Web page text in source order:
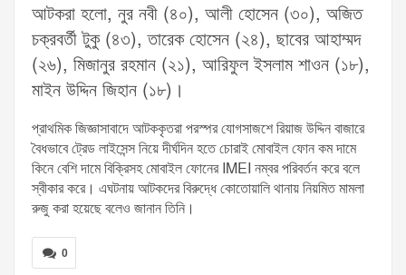
আটকরা হলো, নুর নবী (৪০), আলী হোসেন (৩০), অজিত
চক্রবর্তী টুকু (৪৩), তারেক হোসেন (২৪), ছাবের আহাম্মদ
(২৬), মিজানুর রহমান (২১), আরিফুল ইসলাম শাওন (১৮),
মাইন উদ্দিন জিহান (১৮)।
প্রাথমিক জিজ্ঞাসাবাদে আটককৃতরা পরস্পর যোগসাজশে রিয়াজ উদ্দিন বাজারে
বৈধভাবে ট্রেড লাইসেন্স নিয়ে দীর্ঘদিন হতে চোরাই মোবাইল ফোন কম দামে
কিনে বেশি দামে বিক্রিসহ মোবাইল ফোনের IMEI নম্বর পরিবর্তন করে বলে
স্বীকার করে। এঘটনায় আটকদের বিরুদ্ধে কোতোয়ালি থানায় নিয়মিত মামলা
রুজু করা হয়েছে বলেও জানান তিনি।
0